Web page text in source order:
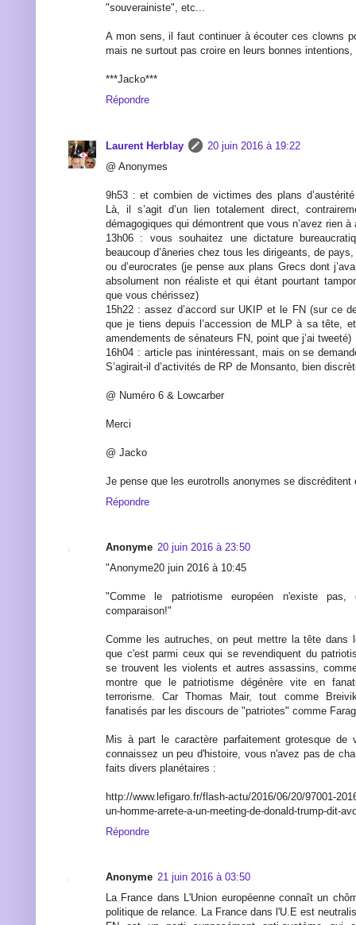
"souverainiste", etc...
A mon sens, il faut continuer à écouter ces clowns
mais ne surtout pas croire en leurs bonnes
***Jacko***
Répondre
Laurent Herblay
20 juin 2016 à 19:22
@ Anonymes
9h53 : et combien de victimes des plans
Là, il s’agit d’un lien totalement direct,
démagogiques qui démontrent que vous n’avez rien à
13h06 : vous souhaitez une dictature
beaucoup d’âneries chez tous les dirigeants, de
ou d’eurocrates (je pense aux plans Grecs dont
absolument non réaliste et qui étant pourtant
que vous chérissez)
15h22 : assez d’accord sur UKIP et le FN (sur ce
que je tiens depuis l’accession de MLP à sa tête,
amendements de sénateurs FN, point que j’ai tweeté)
16h04 : article pas inintéressant, mais on se
S’agirait-il d’activités de RP de Monsanto, bien
@ Numéro 6 & Lowcarber
Merci
@ Jacko
Je pense que les eurotrolls anonymes se discréditent
Répondre
Anonyme 20 juin 2016 à 23:50
"Anonyme20 juin 2016 à 10:45
"Comme le patriotisme européen n'existe
comparaison!"
Comme les autruches, on peut mettre la tête dans
que c'est parmi ceux qui se revendiquent du
se trouvent les violents et autres assassins,
montre que le patriotisme dégénère vite en
terrorisme. Car Thomas Mair, tout comme
fanatisés par les discours de "patriotes" comme
Mis à part le caractère parfaitement grotesque de
connaissez un peu d'histoire, vous n'avez pas de
faits divers planétaires :
http://www.lefigaro.fr/flash-actu/2016/06/20/97001-
un-homme-arrete-a-un-meeting-de-donald-trump-dit-
Répondre
Anonyme 21 juin 2016 à 03:50
La France dans L'Union européenne connaît un
politique de relance. La France dans l'U.E est